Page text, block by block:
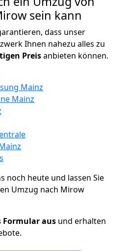
sein kann
dass unser
Ihnen nahezu alles zu
Preisanbieten können.
Mainz
Mainz
noch heute und lassen Sie
Umzug nach Mirow
Formular aus und erhalten